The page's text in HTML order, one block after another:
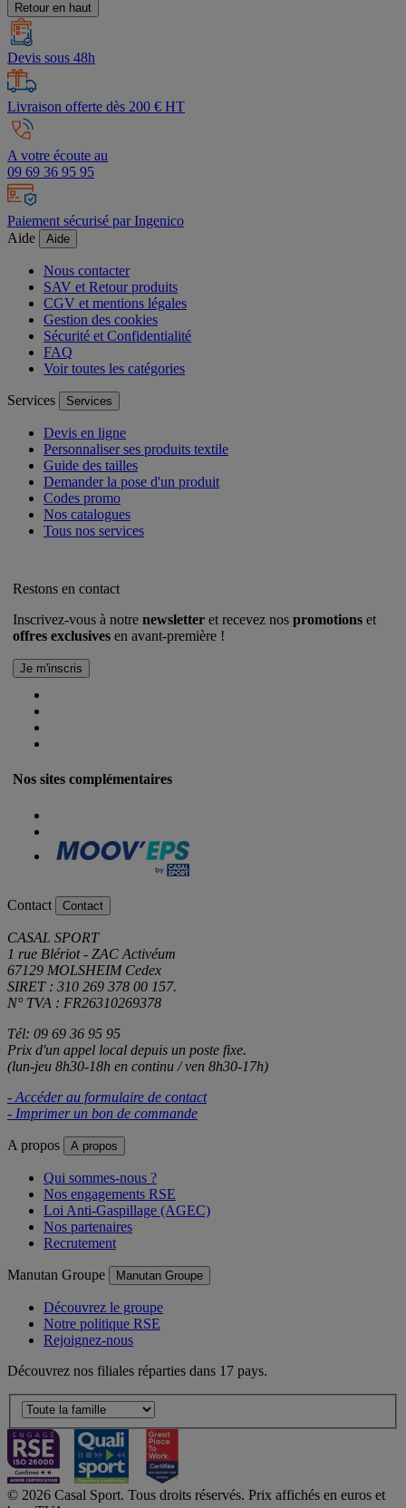
Retour en haut
Devis sous 48h
Livraison offerte dès 200 € HT
A votre écoute au
09 69 36 95 95
Paiement sécurisé par Ingenico
Aide
Aide
Nous contacter
SAV et Retour produits
CGV et mentions légales
Gestion des cookies
Sécurité et Confidentialité
FAQ
Voir toutes les catégories
Services Services
Devis en ligne
Personnaliser ses produits textile
Guide des tailles
Demander la pose d'un produit
Codes promo
Nos catalogues
Tous nos services
Restons en contact
Inscrivez-vous à notre newsletter et recevez nos promotions et
offres exclusives en avant-première !
Nos sites complémentaires
Contact Contact
CASAL SPORT
1 rue Blériot - ZAC Activéum
67129 MOLSHEIM Cedex
SIRET : 310 269 378 00 157.
N° TVA : FR26310269378
Tél: 09 69 36 95 95
Prix d'un appel local depuis un poste fixe.
(lun-jeu 8h30-18h en continu / ven 8h30-17h)
- Accéder au formulaire de contact
- Imprimer un bon de commande
A propos A propos
Qui sommes-nous ?
Nos engagements RSE
Loi Anti-Gaspillage (AGEC)
Nos partenaires
Recrutement
Manutan Groupe Manutan Groupe
Découvrez le groupe
Notre politique RSE
Rejoignez-nous
Découvrez nos filiales réparties dans 17 pays.
© 2026 Casal Sport. Tous droits réservés. Prix affichés en euros et